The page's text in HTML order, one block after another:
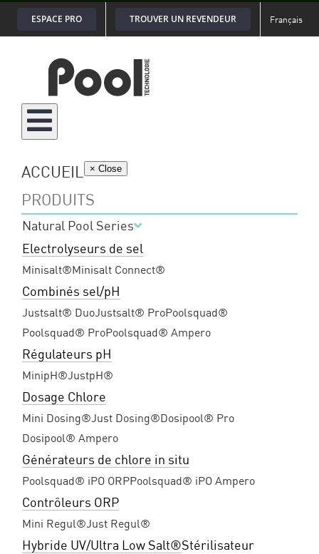
Passer
ESPACE PRO TROUVER UN REVENDEUR Français
ACCUEIL
PRODUITS
Natural Pool Series
Electrolyseurs de sel
Minisalt®Minisalt Connect®
Combinés sel/pH
Justsalt® DuoJustsalt® ProPoolsquad®
Poolsquad® ProPoolsquad® Ampero
Régulateurs pH
MinipH®JustpH®
Dosage Chlore
Mini Dosing®Just Dosing®Dosipool® Pro
Dosipool® Ampero
Générateurs de chlore in situ
Poolsquad® iPO ORPPoolsquad® iPO Ampero
Contrôleurs ORP
Mini Regul®Just Regul®
Hybride UV/Ultra Low Salt®Stérilisateur
× Close